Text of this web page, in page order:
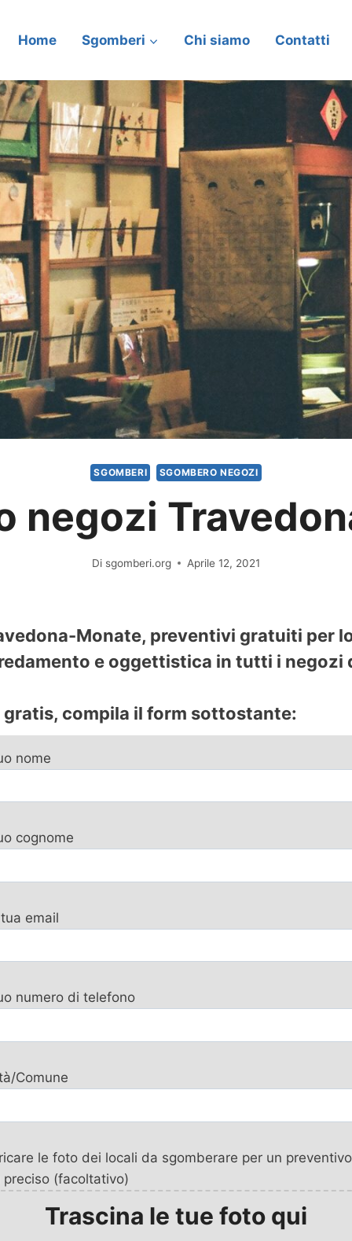
Home Sgomberi Chi siamo Contatti
SGOMBERI SGOMBERO NEGOZI
negozi
Di sgomberi.org Aprile 12, 2021
Monate, preventivi gratuiti per
e oggettistica in tutti i negozi
compila il form sottostante:
nome
cognome
email
numero di telefono
Comune
le foto dei locali da sgomberare per un preventivo
preciso (facoltativo)
Trascina le tue foto qui